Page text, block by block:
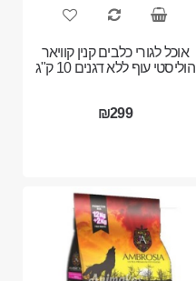
אוכל לגורי כלבים קנין קוויאר
הוליסטי עוף ללא דגנים 10 ק"ג
₪299